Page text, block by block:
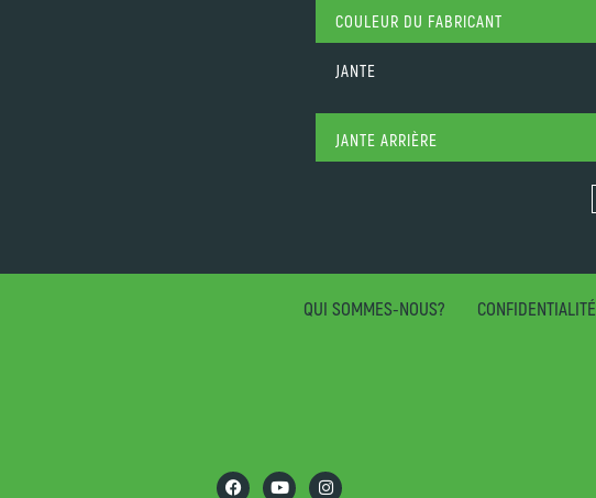
COULEUR DU FABRICANT
JANTE
JANTE ARRIÈRE
QUI SOMMES-NOUS? CONFIDENTIALITÉ